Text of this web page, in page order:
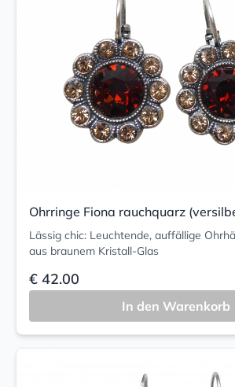
Ohrringe Fiona rauchquarz
Lässig chic: Leuchtende, auffällige
aus braunem Kristall-Glas
€ 42.00
In den Warenkorb